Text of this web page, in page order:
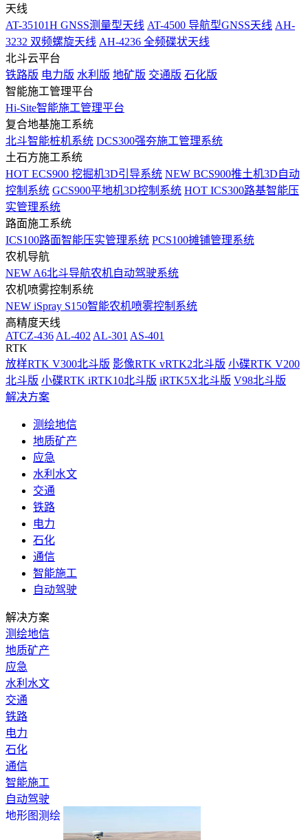
天线
AT-35101H GNSS测量型天线 AT-4500 导航型GNSS天线 AH-
3232 双频螺旋天线 AH-4236 全频碟状天线
北斗云平台
铁路版 电力版 水利版 地矿版 交通版 石化版
智能施工管理平台
Hi-Site智能施工管理平台
复合地基施工系统
北斗智能桩机系统 DCS300强夯施工管理系统
土石方施工系统
HOT ECS900 挖掘机3D引导系统 NEW BCS900推土机3D自动
控制系统 GCS900平地机3D控制系统 HOT ICS300路基智能压
实管理系统
路面施工系统
ICS100路面智能压实管理系统 PCS100摊铺管理系统
农机导航
NEW A6北斗导航农机自动驾驶系统
农机喷雾控制系统
NEW iSpray S150智能农机喷雾控制系统
高精度天线
ATCZ-436 AL-402 AL-301 AS-401
RTK
放样RTK V300北斗版 影像RTK vRTK2北斗版 小碟RTK V200
北斗版 小碟RTK iRTK10北斗版 iRTK5X北斗版 V98北斗版
解决方案
测绘地信
地质矿产
应急
水利水文
交通
铁路
电力
石化
通信
智能施工
自动驾驶
解决方案
测绘地信
地质矿产
应急
水利水文
交通
铁路
电力
石化
通信
智能施工
自动驾驶
地形图测绘